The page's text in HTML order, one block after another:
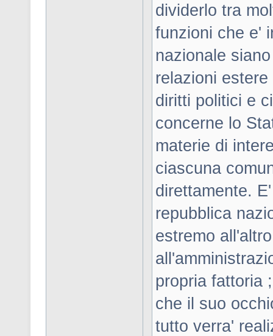
dividerlo tra
funzioni che e'
nazionale
relazioni
diritti politici e
concerne lo
materie di
ciascuna
direttamente.
repubblica
estremo
propria fattoria
che il suo
tutto verra'